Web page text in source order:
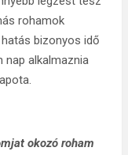
rohamok
bizonyos idő
nap alkalmaznia
okozó roham